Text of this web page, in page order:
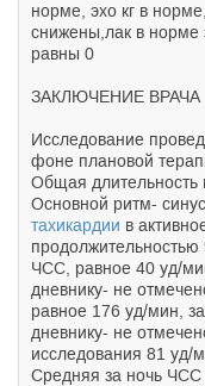
норме, эхо кг в
снижены,лак в норме
равны 0
ЗАКЛЮЧЕНИЕ ВРАЧА
Исследование
фоне плановой
Общая длительность
Основной ритм-
тахикардии в
ЧСС, равное 40 уд/
дневнику- не
равное 176 уд/мин,
дневнику- не
исследования 81 уд/
Средняя за ночь